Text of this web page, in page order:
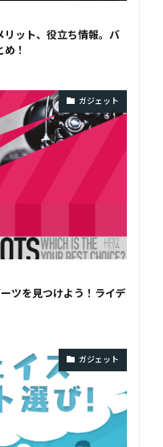
リット、役立ち情報。バ
！
ガジェット
ツを見つけよう！ライデ
ガジェット